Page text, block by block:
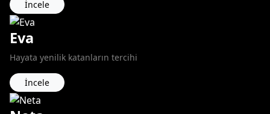
İncele
Eva
Hayata yenilik katanların tercihi
İncele